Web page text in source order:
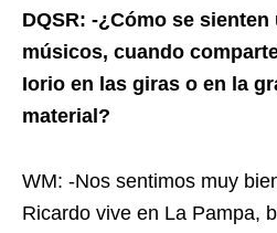
DQSR: -¿Cómo se
músicos, cuando
Iorio en las giras o en la
material?
WM: -Nos sentimos muy
Ricardo vive en La Pampa,